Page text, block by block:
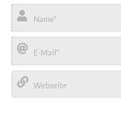
Name*
E-
Mail*